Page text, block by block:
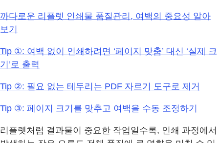
까다로운 리플렛 인쇄물 품질관리, 여백의 중요성 알아
보기
Tip ①: 여백 없이 인쇄하려면 ‘페이지 맞춤’ 대신 ‘실제 크
기’로 출력
Tip ②: 필요 없는 테두리는 PDF 자르기 도구로 제거
Tip ③: 페이지 크기를 맞추고 여백을 수동 조정하기
리플렛처럼 결과물이 중요한 작업일수록, 인쇄 과정에서